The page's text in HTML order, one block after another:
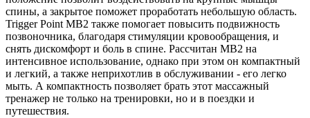
спины, а закрытое поможет проработать небольшую область.
Trigger Point MB2 также помогает повысить подвижность
позвоночника, благодаря стимуляции кровообращения, и
снять дискомфорт и боль в спине. Рассчитан MB2 на
интенсивное использование, однако при этом он компактный
и легкий, а также неприхотлив в обслуживании - его легко
мыть. А компактность позволяет брать этот массажный
тренажер не только на тренировки, но и в поездки и
путешествия.